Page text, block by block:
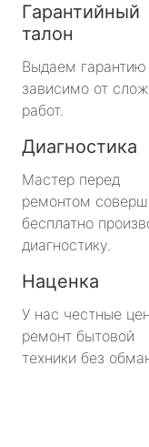
Гарантийный
талон
Выдаем
зависимо от
работ.
Диагностика
Мастер перед
ремонтом
бесплатно
диагностику.
Наценка
У нас честные
ремонт бытовой
техники без